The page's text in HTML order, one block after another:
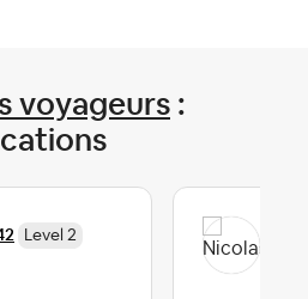
voyageurs :
Level 2